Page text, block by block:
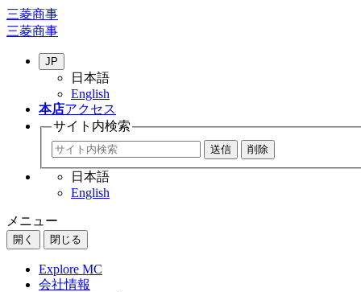
三菱商事
三菱商事
JP
日本語
English
本店アクセス
サイト内検索
日本語
English
メニュー
開く 閉じる
Explore MC
会社情報